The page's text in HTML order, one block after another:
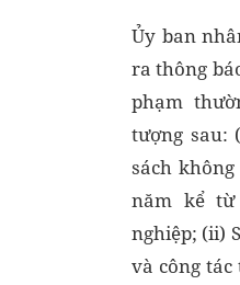
Ủy ban
ra thông
phạm
tượng sau:
sách
năm kể
nghiệp; (ii)
và công